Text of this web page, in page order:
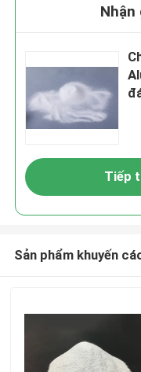
Tiếp
Sản phẩm khuyến